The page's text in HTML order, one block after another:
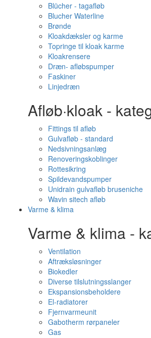
Blücher - tagafløb
Blucher Waterline
Brønde
Kloakdæksler og karme
Topringe til kloak karme
Kloakrensere
Dræn- afløbspumper
Faskiner
Linjedræn
Afløb·kloak -
Fittings til afløb
Gulvafløb - standard
Nedsivningsanlæg
Renoveringskoblinger
Rottesikring
Spildevandspumper
Unidrain gulvafløb bruseniche
Wavin sitech afløb
Varme & klima
Varme & klima -
Ventilation
Aftræksløsninger
Biokedler
Diverse tilslutningsslanger
Ekspansionsbeholdere
El-radiatorer
Fjernvarmeunit
Gabotherm rørpaneler
Gas